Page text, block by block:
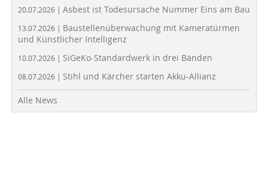
20.07.2026 | Asbest ist Todesursache Nummer Eins am Bau
13.07.2026 | Baustellenüberwachung mit Kameratürmen
und Künstlicher Intelligenz
10.07.2026 | SiGeKo-Standardwerk in drei Bänden
08.07.2026 | Stihl und Kärcher starten Akku-Allianz
Alle News